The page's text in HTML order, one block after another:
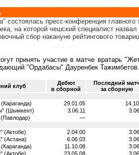
пресс-конференция главного
на которой чешский специалист
сбор накануне рейтингового
принять участие в матче вратарь
"Ордабасы" Дауренбек Тажимбетов.
клуб
Дебют
в сборной
Последний матч
за сборную
29.01.05
(Шымкент) 3.06.11
—
(Актобе) 2.04.00
(Астана) 6.06.03
11.10.08
(Актобе) 23.05.08